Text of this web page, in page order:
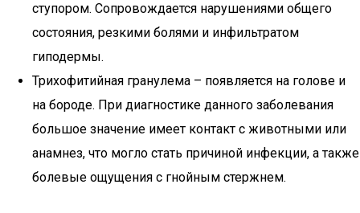
ступором. Сопровождается нарушениями общего
состояния, резкими болями и инфильтратом
гиподермы.
Трихофитийная гранулема – появляется на голове и
на бороде. При диагностике данного заболевания
большое значение имеет контакт с животными или
анамнез, что могло стать причиной инфекции, а также
болевые ощущения с гнойным стержнем.